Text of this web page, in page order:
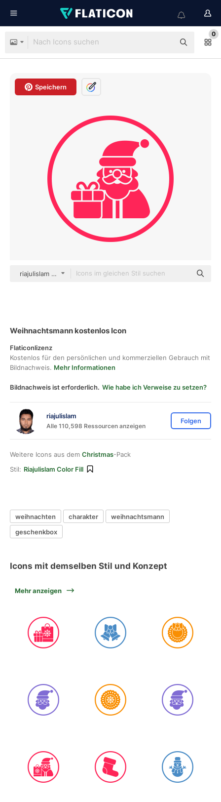
0
Speichern
riajulislam color fill
Weihnachtsmann kostenlos Icon
Flaticonlizenz
Kostenlos für den persönlichen und kommerziellen Gebrauch mit
Bildnachweis. Mehr Informationen
Bildnachweis ist erforderlich. Wie habe ich Verweise zu setzen?
riajulislam
Alle 110,598 Ressourcen anzeigen
Folgen
Weitere Icons aus dem Christmas-Pack
Stil: Riajulislam Color Fill
weihnachten charakter
weihnachtsmann
geschenkbox
Icons mit demselben Stil und Konzept
Mehr anzeigen